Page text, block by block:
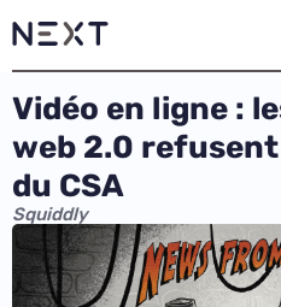
Vidéo en ligne :
web 2.0
du CSA
Squiddly